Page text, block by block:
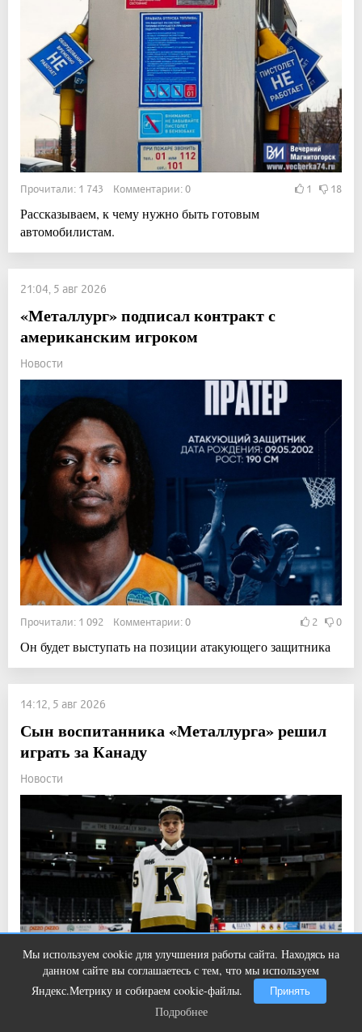
Прочитали: 1 743 Комментарии: 0 1 18
Рассказываем, к чему нужно быть готовым
автомобилистам.
21:04, 5 авг 2026
«Металлург» подписал контракт с
американским игроком
Новости
Прочитали: 1 092 Комментарии: 0 2 0
Он будет выступать на позиции атакующего защитника
14:12, 5 авг 2026
Сын воспитанника «Металлурга» решил
играть за Канаду
Новости
Прочитали: 1 170 Комментарии: 0 3
Алексей Кулемин уже дебютировал за юниорскую
Мы используем cookie для улучшения работы сайта. Находясь на
данном сайте вы соглашаетесь с тем, что мы используем
Яндекс.Метрику и собираем cookie-файлы.
Принять
Подробнее
Этот трюк уничтожает грибок за 5
дней!
Подробнее